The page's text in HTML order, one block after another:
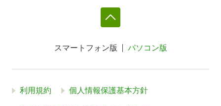
スマートフォン版 パソコン版
利用規約 個人情報保護基本方針